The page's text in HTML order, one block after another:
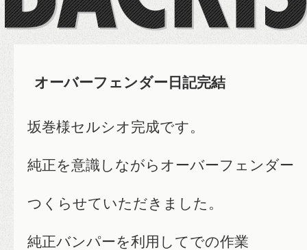
オーバーフェンダー日記完結
坂巻様セルシオ完成です。
純正を意識しながらオーバーフェンダー
つくらせていただきました。
純正バンパーを利用してでの作業